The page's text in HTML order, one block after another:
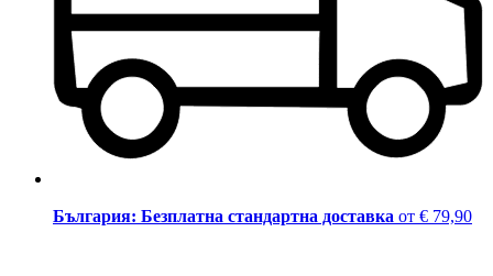
България: Безплатна стандартна доставка от € 79,90